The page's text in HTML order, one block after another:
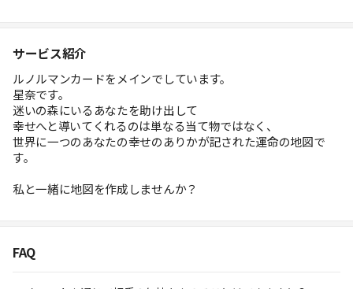
サービス紹介
ルノルマンカードをメインでしています。
星奈です。
迷いの森にいるあなたを助け出して
幸せへと導いてくれるのは単なる当て物ではなく、
世界に一つのあなたの幸せのありかが記された運命の地図で
す。
私と一緒に地図を作成しませんか？
FAQ